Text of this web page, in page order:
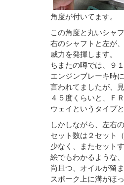
角度が付いてます。
この角度と丸いシャ
右のシャフトと左が
威力を発揮します。
ちまたの噂では、９
エンジンブレーキ時
言われてましたが、
４５度くらいと、Ｆ
ウェイというタイプと
しかしながら、左右
セット数は２セット
少なく、またセット
絵でもわかるような
尚且つ、オイルが留
スポーク上に溝がほ